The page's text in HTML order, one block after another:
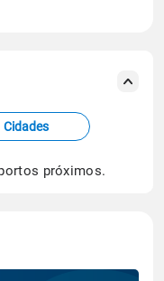
de Previsão
(CPTEC).
Cidades
próximos.